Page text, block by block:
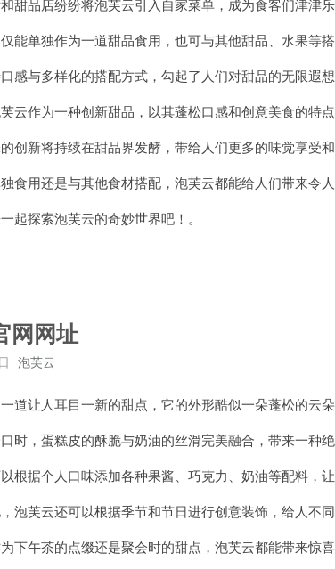
品店纷纷将泡芙云引入自家菜单，成为食客们津津乐
单独作为一道甜品食用，也可与其他甜品、水果等搭
与多样化的搭配方式，勾起了人们对甜品的无限遐想
作为一种创新甜品，以其蓬松口感和创意美食的特点
新将持续在甜品界发酵，带给人们更多的味觉享受和
用还是与其他食材搭配，泡芙云都能给人们带来令人
探索泡芙云的奇妙世界吧！。
网网址
泡芙云
让人耳目一新的甜点，它的外形酷似一朵蓬松的云朵
，蛋糕皮的酥脆与奶油的丝滑完美融合，带来一种绝
据个人口味添加各种果酱、巧克力、奶油等配料，让
芙云还可以根据季节和节日进行创意装饰，给人不同
午茶的点缀还是聚会时的甜点，泡芙云都能带来惊喜